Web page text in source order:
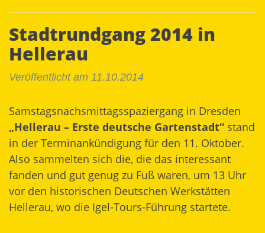
Stadtrundgang 2014 in
Hellerau
Veröffentlicht am 11.10.2014
Samstagsnachsmittagsspaziergang in Dresden
„Hellerau – Erste deutsche Gartenstadt“ stand
in der Terminankündigung für den 11. Oktober.
Also sammelten sich die, die das interessant
fanden und gut genug zu Fuß waren, um 13 Uhr
vor den historischen Deutschen Werkstätten
Hellerau, wo die Igel-Tours-Führung startete.